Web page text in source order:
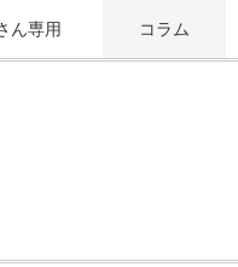
ん専用 コラム